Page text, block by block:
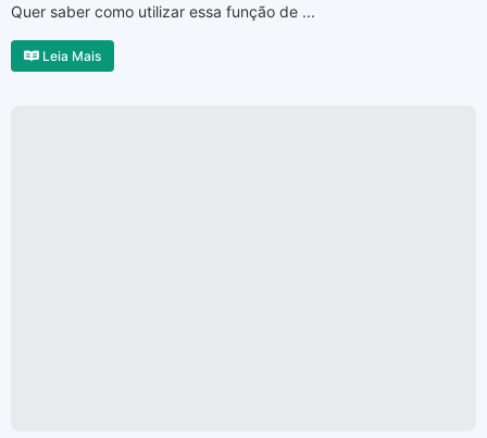
Quer saber como utilizar essa função de ...
Leia Mais